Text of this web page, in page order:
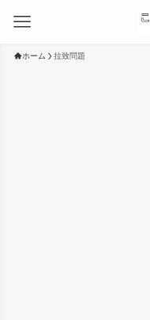
ホーム 拉致問題